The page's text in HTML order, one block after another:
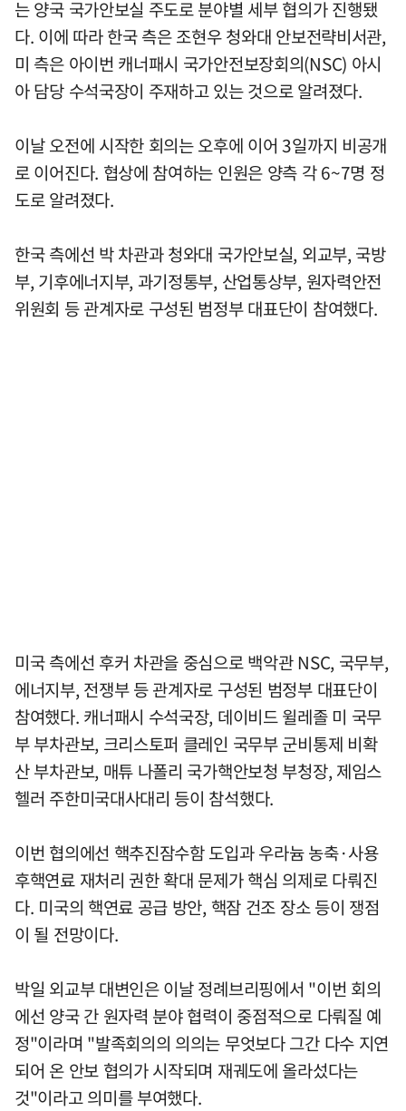
는 양국 국가안보실 주도로 분야별 세부 협의가 진행됐
다. 이에 따라 한국 측은 조현우 청와대 안보전략비서관,
미 측은 아이번 캐너패시 국가안전보장회의(NSC) 아시
아 담당 수석국장이 주재하고 있는 것으로 알려졌다.
이날 오전에 시작한 회의는 오후에 이어 3일까지 비공개
로 이어진다. 협상에 참여하는 인원은 양측 각 6~7명 정
도로 알려졌다.
한국 측에선 박 차관과 청와대 국가안보실, 외교부, 국방
부, 기후에너지부, 과기정통부, 산업통상부, 원자력안전
위원회 등 관계자로 구성된 범정부 대표단이 참여했다.
미국 측에선 후커 차관을 중심으로 백악관 NSC, 국무부,
에너지부, 전쟁부 등 관계자로 구성된 범정부 대표단이
참여했다. 캐너패시 수석국장, 데이비드 윌레졸 미 국무
부 부차관보, 크리스토퍼 클레인 국무부 군비통제 비확
산 부차관보, 매튜 나폴리 국가핵안보청 부청장, 제임스
헬러 주한미국대사대리 등이 참석했다.
이번 협의에선 핵추진잠수함 도입과 우라늄 농축·사용
후핵연료 재처리 권한 확대 문제가 핵심 의제로 다뤄진
다. 미국의 핵연료 공급 방안, 핵잠 건조 장소 등이 쟁점
이 될 전망이다.
박일 외교부 대변인은 이날 정례브리핑에서 "이번 회의
에선 양국 간 원자력 분야 협력이 중점적으로 다뤄질 예
정"이라며 "발족회의의 의의는 무엇보다 그간 다수 지연
되어 온 안보 협의가 시작되며 재궤도에 올라섰다는
것"이라고 의미를 부여했다.